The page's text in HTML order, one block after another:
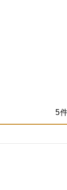
5